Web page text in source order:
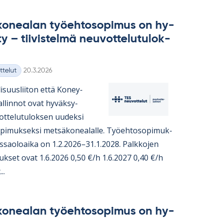
työ­eh­to­so­pi­mus on hy­
– tii­vis­telmä neu­vot­te­lu­tu­lok­
Kirjoitettu
20.3.2026
että Ko­ney­
ovat hy­väk­sy­
uu­deksi
met­sä­ko­nea­lalle. Työ­eh­to­so­pi­muk­
on 1.2.2026–31.1.2028. Palk­ko­jen
ovat 1.6.2026 0,50 €/h 1.6.2027 0,40 €/h
työ­eh­to­so­pi­mus on hy­